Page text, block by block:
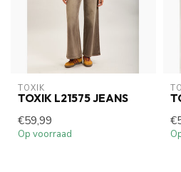
TOXIK
TOXIK L21575 JEANS
€59,99
Op voorraad